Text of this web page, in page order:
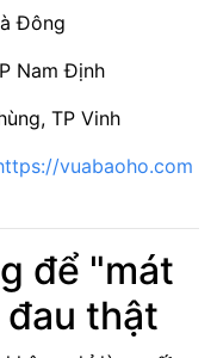
Đông
Nam Định
TP Vinh
vuabaoho.com
để "mát
thật